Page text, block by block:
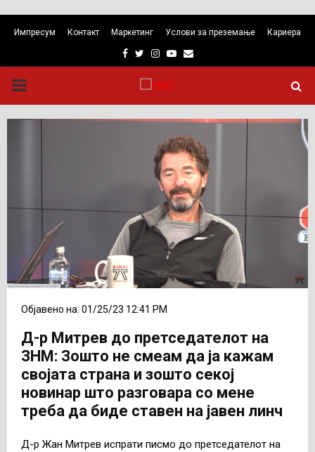
Импресум Контакт Маркетинг Услови за преземање Кариера
Facebook
TwitterInstagram
Youtube
Email
PRIMARY
MENU
Објавено на: 01/25/23 12:41 PM
Д-р Митрев до претседателот на
ЗНМ: Зошто не смеам да ја кажам
својата страна и зошто секој
новинар што разговара со мене
треба да биде ставен на јавен линч
Д-р Жан Митрев испрати писмо до претседателот на